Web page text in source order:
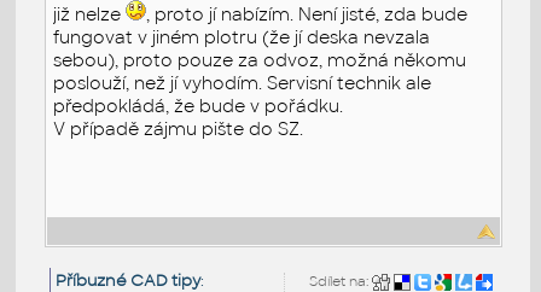
již nelze
, proto jí nabízím. Není jisté, zda bude
fungovat v jiném plotru (že jí deska nevzala
sebou), proto pouze za odvoz, možná někomu
poslouží, než jí vyhodím. Servisní technik ale
předpokládá, že bude v pořádku.
V případě zájmu pište do SZ.
Sdílet na:
Příbuzné CAD tipy: